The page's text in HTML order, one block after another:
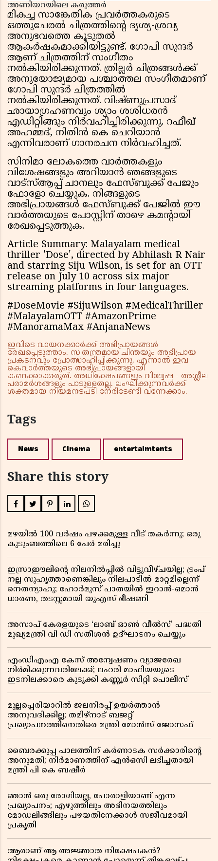
അണിയറയിലെ കരുത്തർ
മികച്ച സാങ്കേതിക പ്രവർത്തകരുടെ
ഒത്തുചേരൽ ചിത്രത്തിൻ്റെ ദൃശ്യ-ശ്രവ്യ
അനുഭവത്തെ കൂടുതൽ
ആകർഷകമാക്കിയിട്ടുണ്ട്. ഗോപി സുന്ദർ
ആണ് ചിത്രത്തിന് സംഗീതം
നൽകിയിരിക്കുന്നത്. ത്രില്ലർ ചിത്രങ്ങൾക്ക്
അനുയോജ്യമായ പശ്ചാത്തല സംഗീതമാണ്
ഗോപി സുന്ദർ ചിത്രത്തിൽ
നൽകിയിരിക്കുന്നത്. വിഷ്‌ണുപ്രസാദ്
ഛായാഗ്രഹണവും ശ്യാം ശശിധരൻ
എഡിറ്റിങ്ങും നിർവഹിച്ചിരിക്കുന്നു. റഫീഖ്
അഹമ്മദ്, നിതിൻ കെ ചെറിയാൻ
എന്നിവരാണ് ഗാനരചന നിർവഹിച്ചത്.
സിനിമാ ലോകത്തെ വാർത്തകളും
വിശേഷങ്ങളും അറിയാൻ ഞങ്ങളുടെ
വാട്സ്ആപ്പ് ചാനലും ഫേസ്ബുക്ക് പേജും
ഫോളോ ചെയ്യുക. നിങ്ങളുടെ
അഭിപ്രായങ്ങൾ ഫേസ്ബുക്ക് പേജിൽ ഈ
വാർത്തയുടെ പോസ്റ്റിന് താഴെ കമൻ്റായി
രേഖപ്പെടുത്തുക.
Article Summary: Malayalam medical
thriller 'Dose', directed by Abhilash R Nair
and starring Siju Wilson, is set for an OTT
release on July 10 across six major
streaming platforms in four languages.
#DoseMovie #SijuWilson #MedicalThriller
#MalayalamOTT #AmazonPrime
#ManoramaMax #AnjanaNews
ഇവിടെ വായനക്കാർക്ക് അഭിപ്രായങ്ങൾ
രേഖപ്പെടുത്താം. സ്വതന്ത്രമായ ചിന്തയും അഭിപ്രായ
പ്രകടനവും പ്രോത്സാഹിപ്പിക്കുന്നു. എന്നാൽ ഇവ
കെവാർത്തയുടെ അഭിപ്രായങ്ങളായി
കണക്കാക്കരുത്. അധിക്ഷേപങ്ങളും വിദ്വേഷ - അശ്ലീല
പരാമർശങ്ങളും പാടുള്ളതല്ല. ലംഘിക്കുന്നവർക്ക്
ശക്തമായ നിയമനടപടി നേരിടേണ്ടി വന്നേക്കാം.
Tags
News Cinema entertaimtents
Share this story
മഴയിൽ 100 വർഷം പഴക്കമുള്ള വീട് തകർന്നു; ഒരു
കുടുംബത്തിലെ 6 പേർ മരിച്ചു
ഇസ്രാഈലിന്റെ നിലനിൽപ്പിൽ വിട്ടുവീഴ്ചയില്ല; ട്രംപ്
നല്ല സുഹൃത്താണെങ്കിലും നിലപാടിൽ മാറ്റമില്ലെന്ന്
നെതന്യാഹു; ഹോർമുസ് പാതയിൽ ഇറാൻ-ഒമാൻ
ധാരണ, തടസ്സമായി യുഎസ് ഭീഷണി
അസാപ് കേരളയുടെ ‘ലാബ് ഓൺ വീൽസ്’ പദ്ധതി
മുഖ്യമന്ത്രി വി ഡി സതീശൻ ഉദ്ഘാടനം ചെയ്യും
എംഡിഎംഎ കേസ് അന്വേഷണം വ്യാജരേഖ
നിർമിക്കുന്നവരിലേക്ക്; ലഹരി മാഫിയയുടെ
ഇടനിലക്കാരെ കുടുക്കി കണ്ണൂർ സിറ്റി പൊലീസ്
മുല്ലപ്പെരിയാറിൽ ജലനിരപ്പ് ഉയർത്താൻ
അനുവദിക്കില്ല; തമിഴ്നാട് ബജറ്റ്
പ്രഖ്യാപനത്തിനെതിരെ മന്ത്രി മോൻസ് ജോസഫ്
ബൈരക്കുപ്പ പാലത്തിന് കർണാടക സർക്കാരിൻ്റെ
അനുമതി; നിർമാണത്തിന് എൻഒസി ലഭിച്ചതായി
മന്ത്രി പി കെ ബഷീർ
ഞാൻ ഒരു രോഗിയല്ല, പോരാളിയാണ് എന്ന
പ്രഖ്യാപനം; എഴുത്തിലും അഭിനയത്തിലും
മോഡലിങ്ങിലും പഴയതിനേക്കാൾ സജീവമായി
പ്രകൃതി
ആരാണ് ആ അജ്ഞാത നിക്ഷേപകൻ?